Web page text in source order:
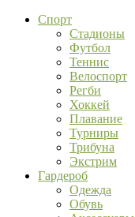
Спорт
Стадионы
Футбол
Теннис
Велоспорт
Регби
Хоккей
Плавание
Турниры
Трибуна
Экстрим
Гардероб
Одежда
Обувь